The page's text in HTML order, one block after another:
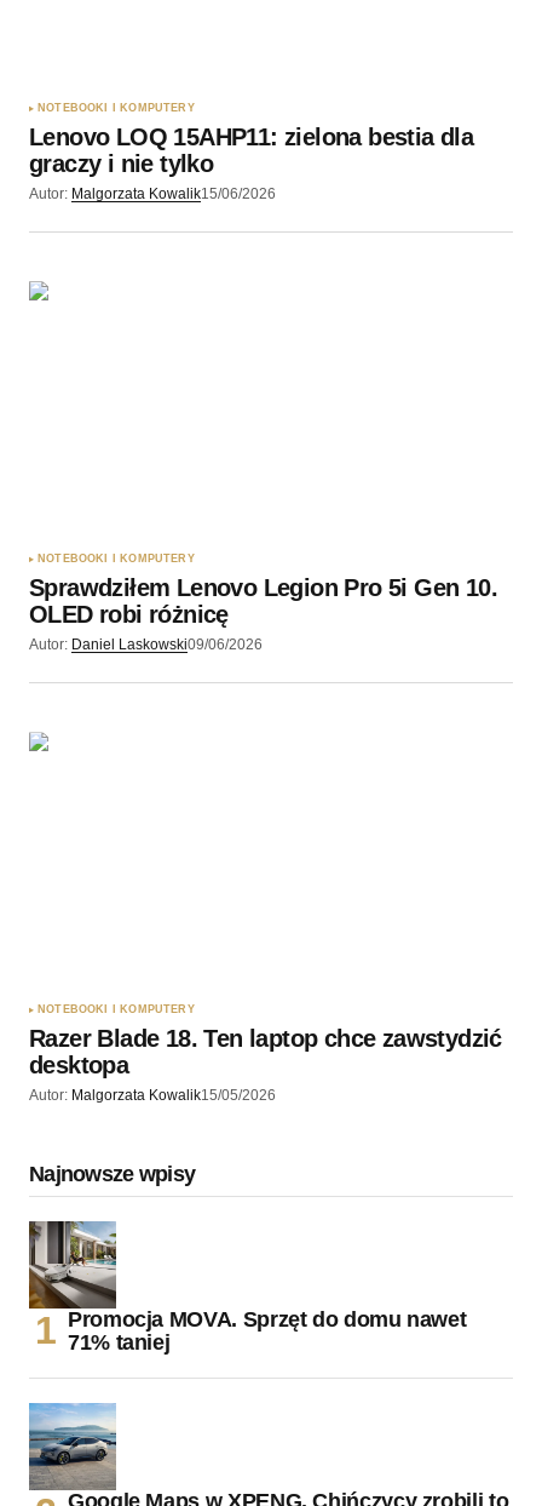
NOTEBOOKI I KOMPUTERY
Lenovo LOQ 15AHP11: zielona bestia dla
graczy i nie tylko
Autor: Malgorzata Kowalik15/06/2026
NOTEBOOKI I KOMPUTERY
Sprawdziłem Lenovo Legion Pro 5i Gen 10.
OLED robi różnicę
Autor: Daniel Laskowski09/06/2026
NOTEBOOKI I KOMPUTERY
Razer Blade 18. Ten laptop chce zawstydzić
desktopa
Autor: Malgorzata Kowalik15/05/2026
Najnowsze wpisy
Promocja MOVA. Sprzęt do domu nawet
71% taniej
Google Maps w XPENG. Chińczycy zrobili to